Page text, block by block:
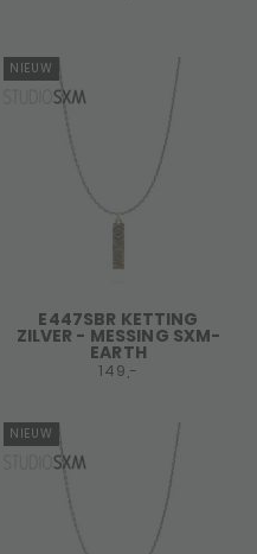
NIEUW
E447SBR KETTING
ZILVER - MESSING SXM-
EARTH
149,-
NIEUW